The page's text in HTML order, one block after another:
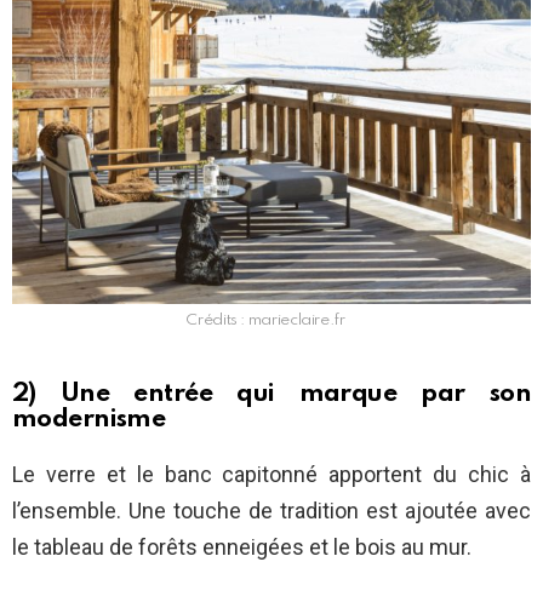
Crédits : marieclaire.fr
2) Une entrée qui marque par son
modernisme
Le verre et le banc capitonné apportent du chic à
l’ensemble. Une touche de tradition est ajoutée avec
le tableau de forêts enneigées et le bois au mur.